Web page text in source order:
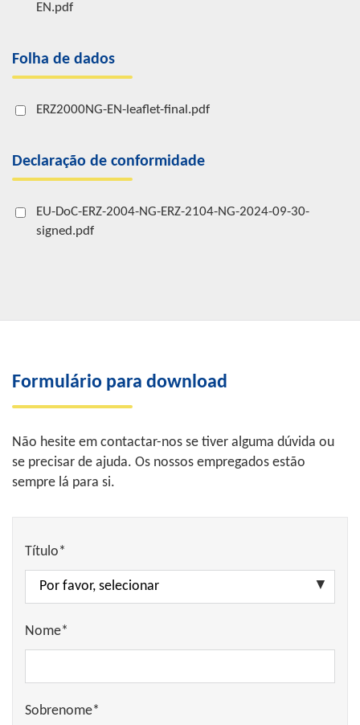
EN.pdf
Folha de dados
ERZ2000NG-EN-leaflet-final.pdf
Declaração de conformidade
EU-DoC-ERZ-2004-NG-ERZ-2104-NG-2024-09-30-
signed.pdf
Formulário para download
Não hesite em contactar-nos se tiver alguma dúvida ou
se precisar de ajuda. Os nossos empregados estão
sempre lá para si.
Título*
Nome*
Sobrenome*